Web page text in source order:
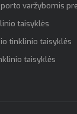
varžybomis
taisyklės
tinklinio taisyklės
taisyklės